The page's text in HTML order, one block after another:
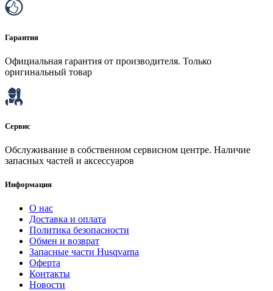
Гарантия
Официальная гарантия от производителя. Только
оригинальный товар
Сервис
Обслуживание в собственном сервисном центре. Наличие
запасных частей и аксессуаров
Информация
О нас
Доставка и оплата
Политика безопасности
Обмен и возврат
Запасные части Husqvarna
Оферта
Контакты
Новости